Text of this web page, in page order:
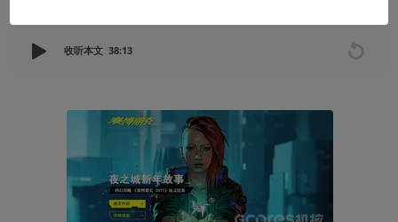
收听本文 38:13